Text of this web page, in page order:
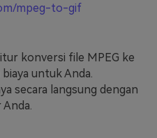
mpeg-to-gif
konversi file MPEG ke
untuk Anda.
secara langsung dengan